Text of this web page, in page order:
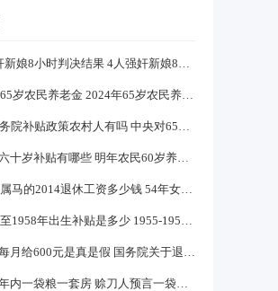
4人强奸新娘8小时判决结果 4人强奸新娘8小时案件嫌疑犯判刑什么情况
2024年65岁农民养老金 2024年65岁农民养老金上涨多少
65岁国务院补贴政策农村人有吗 中央对65岁以上老人有补贴吗
国务院六十岁补贴有哪些 明年农民60岁养老金每月领多少钱
1954年属马的2014退休工资多少钱 54年女马出生农村每年养老金多少
1955年至1958年出生补贴是多少 1955-1958年出生补贴在哪领
优待证每月给600元是真是假 国务院关于退伍军人每月补助文件
预言五年内一袋粮一套房 赊刀人预言一袋面换五栋楼真的吗